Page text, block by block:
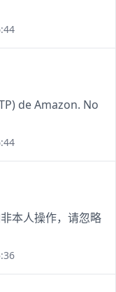
de Amazon. No
本人操作，请忽略